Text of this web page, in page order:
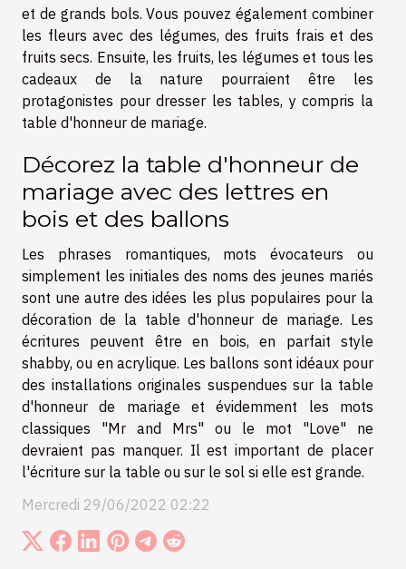
et de grands bols. Vous pouvez également combiner
les fleurs avec des légumes, des fruits frais et des
fruits secs. Ensuite, les fruits, les légumes et tous les
cadeaux de la nature pourraient être les
protagonistes pour dresser les tables, y compris la
table d'honneur de mariage.
Décorez la table d'honneur de
mariage avec des lettres en
bois et des ballons
Les phrases romantiques, mots évocateurs ou
simplement les initiales des noms des jeunes mariés
sont une autre des idées les plus populaires pour la
décoration de la table d'honneur de mariage. Les
écritures peuvent être en bois, en parfait style
shabby, ou en acrylique. Les ballons sont idéaux pour
des installations originales suspendues sur la table
d'honneur de mariage et évidemment les mots
classiques "Mr and Mrs" ou le mot "Love" ne
devraient pas manquer. Il est important de placer
l'écriture sur la table ou sur le sol si elle est grande.
Mercredi 29/06/2022 02:22